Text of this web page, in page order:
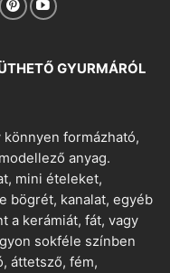
GYURMÁRÓL
formázható,
anyag.
mini ételeket,
bögrét, kanalat, egyéb
a kerámiát, fát, vagy
sokféle színben
áttetsző, fém,